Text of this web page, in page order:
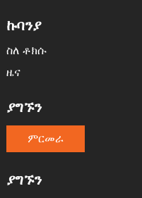
ኩባንያ
ስለ ቶክሱ
ዜና
ያግኙን
ምርመራ
ያግኙን